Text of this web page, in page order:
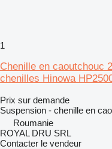
1
Chenille en caoutchouc
chenilles Hinowa
Prix sur demande
Suspension - chenille en
Roumanie
ROYAL DRU SRL
Contacter le vendeur